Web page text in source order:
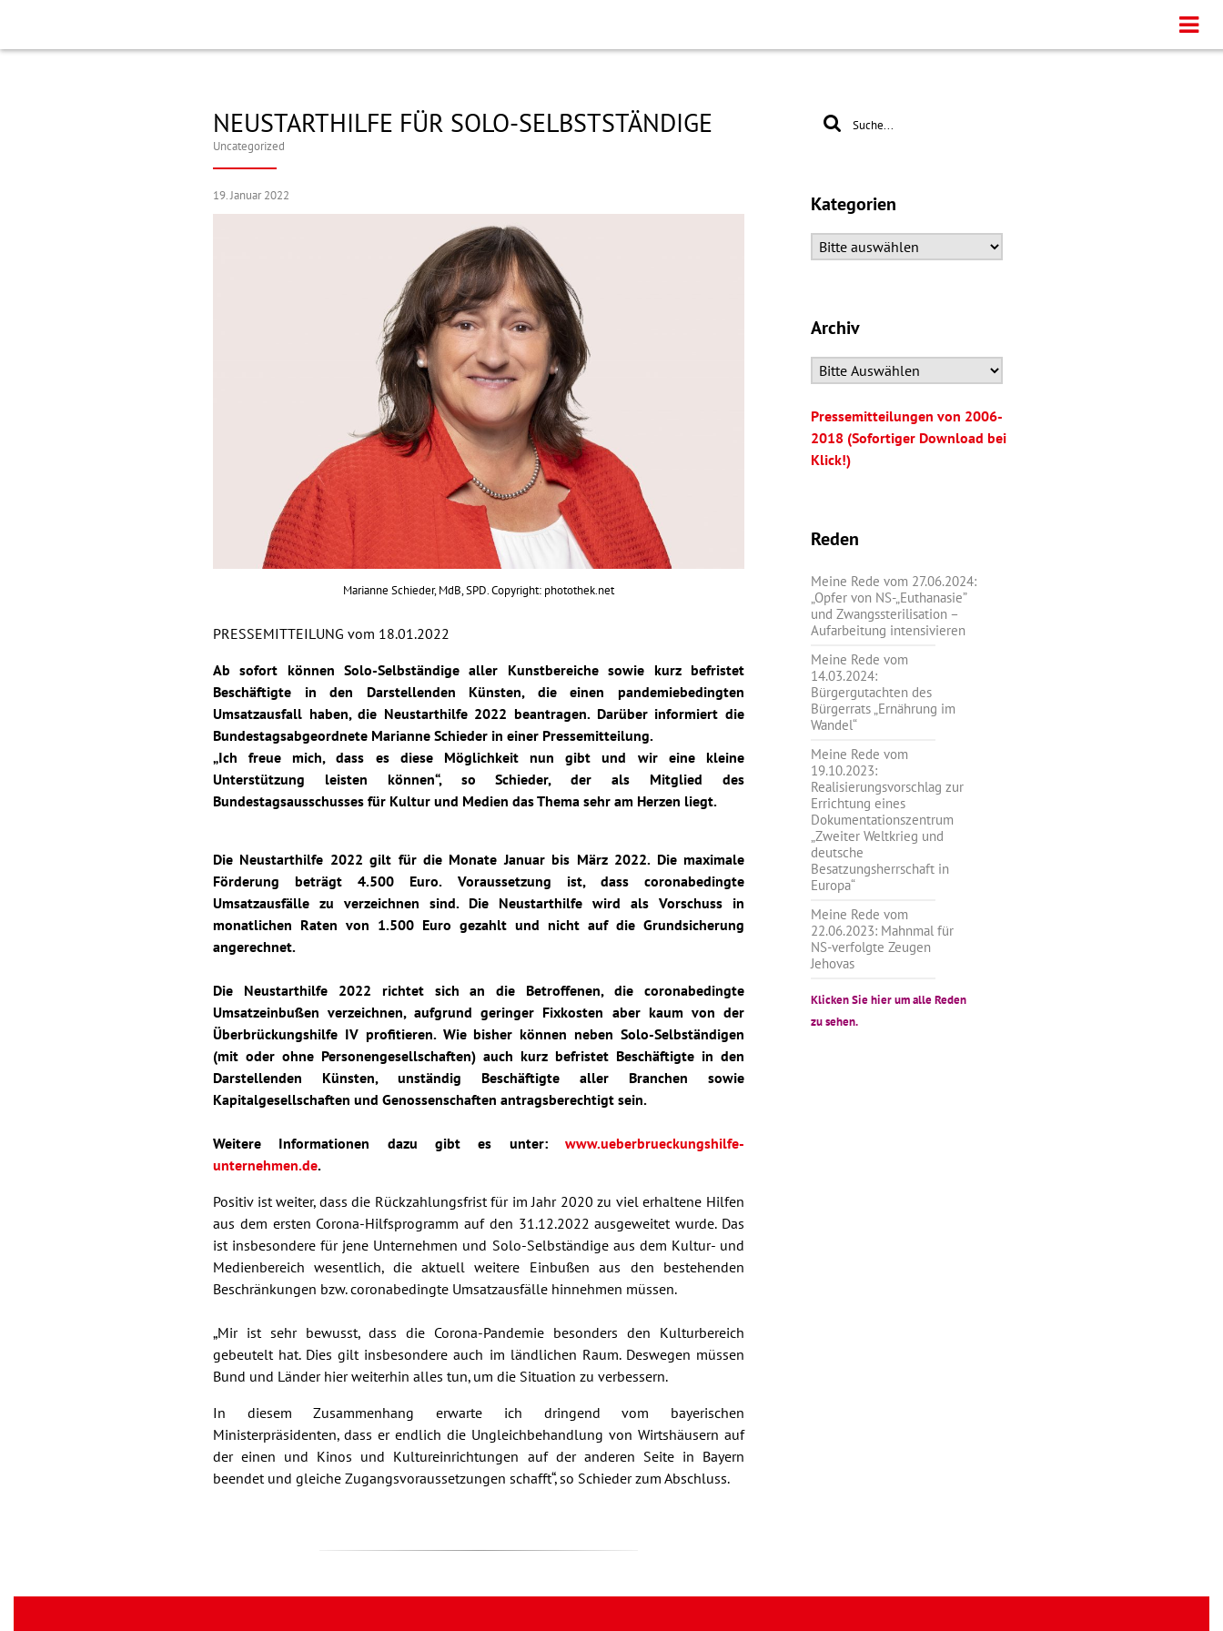
NEUSTARTHILFE FÜR SOLO-SELBSTSTÄNDIGE
Uncategorized
19. Januar 2022
Marianne Schieder, MdB, SPD. Copyright: photothek.net
PRESSEMITTEILUNG vom 18.01.2022
Ab sofort können Solo-Selbständige aller Kunstbereiche sowie kurz befristet
Beschäftigte in den Darstellenden Künsten, die einen pandemiebedingten
Umsatzausfall haben, die Neustarthilfe 2022 beantragen. Darüber informiert die
Bundestagsabgeordnete Marianne Schieder in einer Pressemitteilung.
„Ich freue mich, dass es diese Möglichkeit nun gibt und wir eine kleine
Unterstützung leisten können“, so Schieder, der als Mitglied des
Bundestagsausschusses für Kultur und Medien das Thema sehr am Herzen liegt.
Die Neustarthilfe 2022 gilt für die Monate Januar bis März 2022. Die maximale
Förderung beträgt 4.500 Euro. Voraussetzung ist, dass coronabedingte
Umsatzausfälle zu verzeichnen sind. Die Neustarthilfe wird als Vorschuss in
monatlichen Raten von 1.500 Euro gezahlt und nicht auf die Grundsicherung
angerechnet.
Die Neustarthilfe 2022 richtet sich an die Betroffenen, die coronabedingte
Umsatzeinbußen verzeichnen, aufgrund geringer Fixkosten aber kaum von der
Überbrückungshilfe IV profitieren. Wie bisher können neben Solo-Selbständigen
(mit oder ohne Personengesellschaften) auch kurz befristet Beschäftigte in den
Darstellenden Künsten, unständig Beschäftigte aller Branchen sowie
Kapitalgesellschaften und Genossenschaften antragsberechtigt sein.
Weitere Informationen dazu gibt es unter: www.ueberbrueckungshilfe-
unternehmen.de.
Positiv ist weiter, dass die Rückzahlungsfrist für im Jahr 2020 zu viel erhaltene Hilfen
aus dem ersten Corona-Hilfsprogramm auf den 31.12.2022 ausgeweitet wurde. Das
ist insbesondere für jene Unternehmen und Solo-Selbständige aus dem Kultur- und
Medienbereich wesentlich, die aktuell weitere Einbußen aus den bestehenden
Beschränkungen bzw. coronabedingte Umsatzausfälle hinnehmen müssen.
„Mir ist sehr bewusst, dass die Corona-Pandemie besonders den Kulturbereich
gebeutelt hat. Dies gilt insbesondere auch im ländlichen Raum. Deswegen müssen
Bund und Länder hier weiterhin alles tun, um die Situation zu verbessern.
In diesem Zusammenhang erwarte ich dringend vom bayerischen
Ministerpräsidenten, dass er endlich die Ungleichbehandlung von Wirtshäusern auf
der einen und Kinos und Kultureinrichtungen auf der anderen Seite in Bayern
beendet und gleiche Zugangsvoraussetzungen schafft“, so Schieder zum Abschluss.
Kategorien
Archiv
Pressemitteilungen von 2006-
2018 (Sofortiger Download bei
Klick!)
Reden
Meine Rede vom 27.06.2024:
„Opfer von NS-„Euthanasie”
und Zwangssterilisation –
Aufarbeitung intensivieren
Meine Rede vom
14.03.2024:
Bürgergutachten des
Bürgerrats „Ernährung im
Wandel“
Meine Rede vom
19.10.2023:
Realisierungsvorschlag zur
Errichtung eines
Dokumentationszentrum
„Zweiter Weltkrieg und
deutsche
Besatzungsherrschaft in
Europa“
Meine Rede vom
22.06.2023: Mahnmal für
NS-verfolgte Zeugen
Jehovas
Klicken Sie hier um alle Reden
zu sehen.